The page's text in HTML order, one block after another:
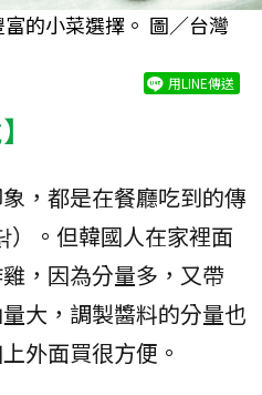
的小菜選擇。 圖／台灣
用LINE傳送
，都是在餐廳吃到的傳
）。但韓國人在家裡面
，因為分量多，又帶
大，調製醬料的分量也
外面買很方便。